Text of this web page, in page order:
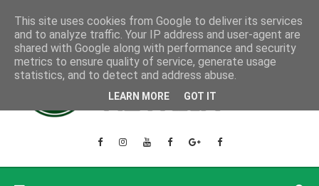
This site uses cookies from Google to deliver its services
and to analyze traffic. Your IP address and user-agent are
shared with Google along with performance and security
metrics to ensure quality of service, generate usage
statistics, and to detect and address abuse.
LEARN MORE GOT IT